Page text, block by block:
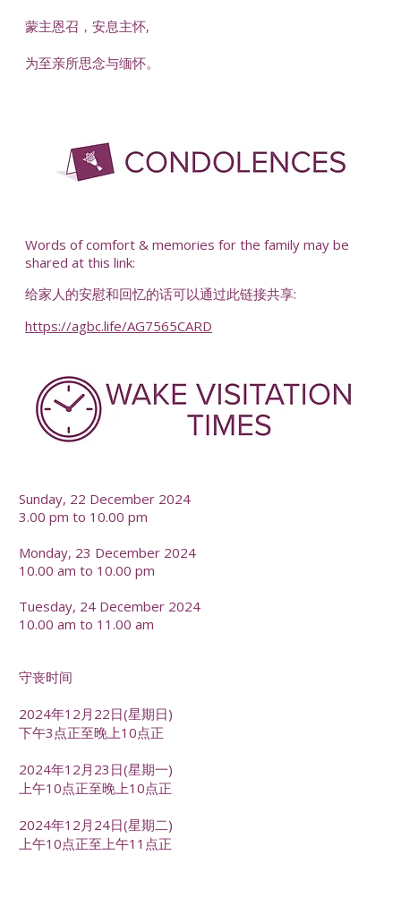
蒙主恩召，安息主怀,
为至亲所思念与缅怀。
Words of comfort & memories for the family may be
shared at this link:
给家人的安慰和回忆的话可以通过此链接共享:
https://agbc.life/AG7565CARD
Sunday, 22 December 2024
3.00 pm to 10.00 pm
Monday, 23 December 2024
10.00 am to 10.00 pm
Tuesday, 24 December 2024
10.00 am to 11.00 am
守丧时间
2024年12月22日(星期日)
下午3点正至晚上10点正
2024年12月23日(星期一)
上午10点正至晚上10点正
2024年12月24日(星期二)
上午10点正至上午11点正